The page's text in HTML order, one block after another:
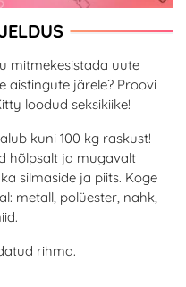
mitmekesistada uute
aistingute järele? Proovi
loodud seksikiike!
kuni 100 kg raskust!
hõlpsalt ja mugavalt
silmaside ja piits. Koge
metall, polüester, nahk,
rihma.